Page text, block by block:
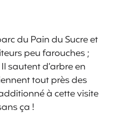
du Pain du Sucre et
peu farouches ;
sautent d’arbre en
tout près des
à cette visite
ça !